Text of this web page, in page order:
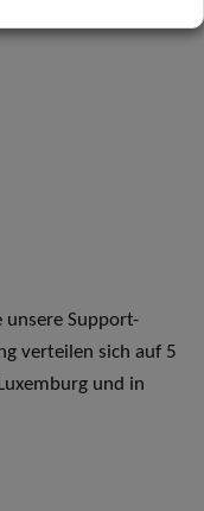
unsere Support-
verteilen sich auf 5
und in